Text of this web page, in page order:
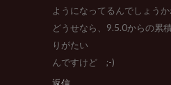
ようになってるんでしょうか
どうせなら、9.5.0からの累
りがたい
んですけど ;-)